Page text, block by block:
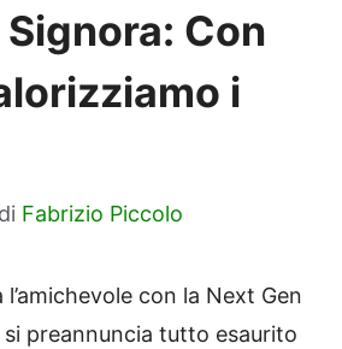
Con
i
di Fabrizio Piccolo
con la Next Gen
si preannuncia tutto esaurito